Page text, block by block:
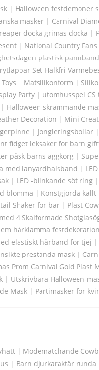
| Halloween festdemoner
masker | Carnival
docka grimas docka |
| National Country
plastisk pannband
Set Halkfri
| Matsilikonform |
Party | utomhusspel
| Halloween skrämmande
Decoration | Mini
| Jongleringsbollar |
fidget leksaker för barn
påsk barns äggkorg |
med lanyardhalsband |
| LED -blinkande söt ring |
blomma | Konstgjorda
Shaker för bar | Plast
4 Skalformade
hårklämma
elastiskt hårband för tjej |
prestanda mask |
Prom Carnival Gold Plast
| Utskrivbara Halloween-
Mask | Partimasker för
| Modematchande
| Barn djurkaraktär runda